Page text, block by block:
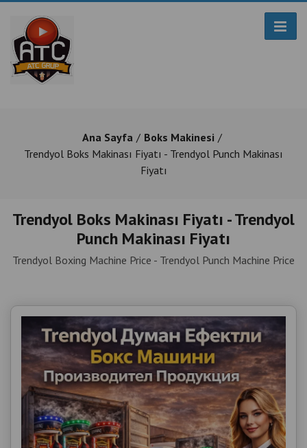
Ana Sayfa
Boks Makinesi
Trendyol Boks Makinası Fiyatı - Trendyol Punch Makinası
Fiyatı
Trendyol Boks Makinası Fiyatı - Trendyol
Punch Makinası Fiyatı
Trendyol Boxing Machine Price - Trendyol Punch Machine Price